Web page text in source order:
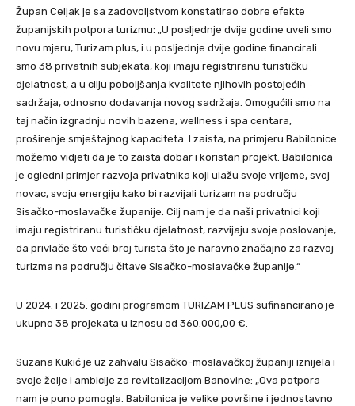
Župan Celjak je sa zadovoljstvom konstatirao dobre efekte
županijskih potpora turizmu: „U posljednje dvije godine uveli smo
novu mjeru, Turizam plus, i u posljednje dvije godine financirali
smo 38 privatnih subjekata, koji imaju registriranu turističku
djelatnost, a u cilju poboljšanja kvalitete njihovih postojećih
sadržaja, odnosno dodavanja novog sadržaja. Omogućili smo na
taj način izgradnju novih bazena, wellness i spa centara,
proširenje smještajnog kapaciteta. I zaista, na primjeru Babilonice
možemo vidjeti da je to zaista dobar i koristan projekt. Babilonica
je ogledni primjer razvoja privatnika koji ulažu svoje vrijeme, svoj
novac, svoju energiju kako bi razvijali turizam na području
Sisačko-moslavačke županije. Cilj nam je da naši privatnici koji
imaju registriranu turističku djelatnost, razvijaju svoje poslovanje,
da privlače što veći broj turista što je naravno značajno za razvoj
turizma na području čitave Sisačko-moslavačke županije.“
U 2024. i 2025. godini programom TURIZAM PLUS sufinancirano je
ukupno 38 projekata u iznosu od 360.000,00 €.
Suzana Kukić je uz zahvalu Sisačko-moslavačkoj županiji iznijela i
svoje želje i ambicije za revitalizacijom Banovine: „Ova potpora
nam je puno pomogla. Babilonica je velike površine i jednostavno